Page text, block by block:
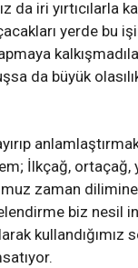
da iri yırtıcılarla
yerde bu
da büyük
İlkçağ, ortaçağ,
zaman
biz nesil
kullandığımız